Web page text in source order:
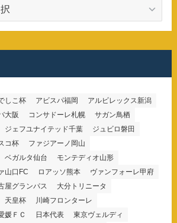
しこ杯 アビスパ福岡
アルビレックス新潟
大阪 コンサドーレ札幌
サガン鳥栖
ジェフユナイテッド千葉
ジュビロ磐田
コ杯
ファジアーノ岡山
ベガルタ仙台
モンテディオ山形
山口FC ロアッソ熊本
ヴァンフォーレ甲府
屋グランパス
大分トリニータ
天皇杯
川崎フロンターレ
媛ＦＣ 日本代表
東京ヴェルディ